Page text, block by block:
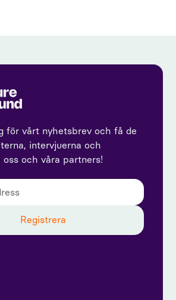
för vårt nyhetsbrev och få de
intervjuerna och
och våra partners!